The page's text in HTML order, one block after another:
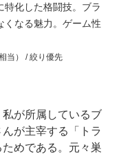
特化した格闘技。ブラ
くなる魅力。ゲーム性
当） / 絞り優先
が所属しているブ
が主宰する「トラ
めである。元々巣